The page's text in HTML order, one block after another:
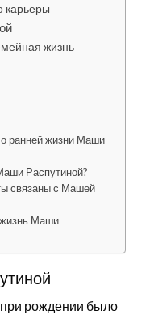
карьеры
жизнь
ранней жизни Маши
Распутиной?
связаны с Машей
Маши
при рождении было